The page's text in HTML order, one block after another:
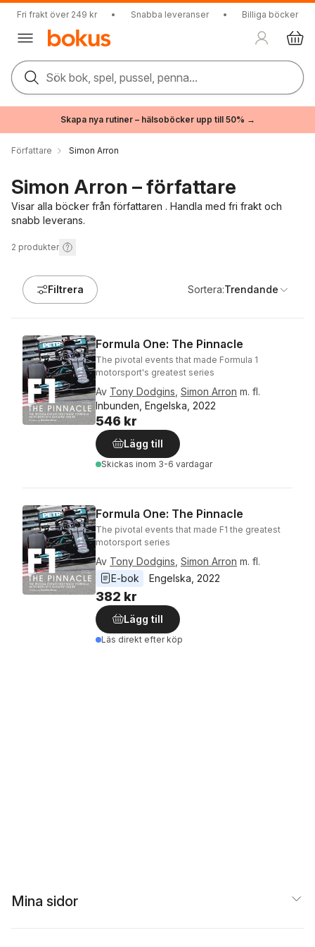
Fri frakt över 249 kr • Snabba leveranser • Billiga böcker
Sök bok, spel, pussel, penna...
Skapa nya rutiner – hälsoböcker upp till 50% →
Författare Simon Arron
Simon Arron – författare
Visar alla böcker från författaren . Handla med fri frakt och
snabb leverans.
2 produkter
Filtrera Sortera:Trendande
Formula One: The Pinnacle
The pivotal events that made Formula 1
motorsport's greatest series
Av Tony Dodgins Simon Arron m. fl.
Inbunden, Engelska, 2022
546 kr
Lägg till
Skickas inom 3-6 vardagar
Formula One: The Pinnacle
The pivotal events that made F1 the greatest
motorsport series
Av Tony Dodgins Simon Arron m. fl.
E-bok
Engelska 2022
382 kr
Lägg till
Läs direkt efter köp
Mina sidor